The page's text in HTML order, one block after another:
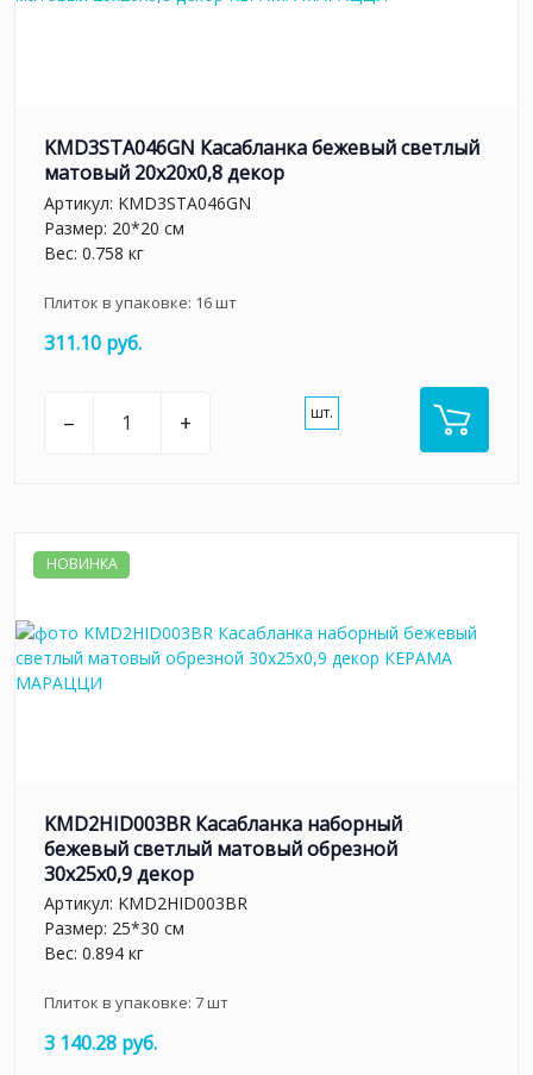
KMD3STA046GN Касабланка бежевый светлый
матовый 20x20x0,8 декор
Артикул: KMD3STA046GN
Размер: 20*20 см
Вес: 0.758 кг
Плиток в упаковке: 16шт
311.10 руб.
– + шт.
НОВИНКА
KMD2HID003BR Касабланка наборный
бежевый светлый матовый обрезной
30x25x0,9 декор
Артикул: KMD2HID003BR
Размер: 25*30 см
Вес: 0.894 кг
Плиток в упаковке: 7шт
3 140.28 руб.